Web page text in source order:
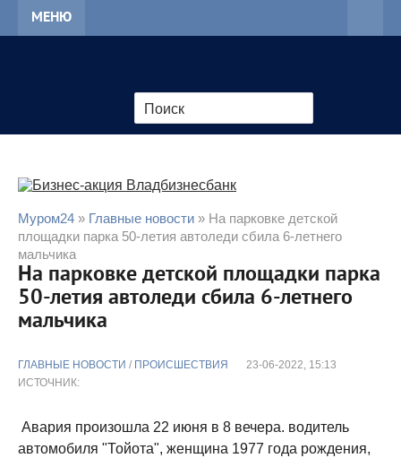
МЕНЮ
Муром24 » Главные новости » На парковке детской
площадки парка 50-летия автоледи сбила 6-летнего
мальчика
На парковке детской площадки парка
50-летия автоледи сбила 6-летнего
мальчика
ГЛАВНЫЕ НОВОСТИ / ПРОИСШЕСТВИЯ
23-06-2022, 15:13
ИСТОЧНИК:
Авария произошла 22 июня в 8 вечера. водитель
автомобиля "Тойота", женщина 1977 года рождения,